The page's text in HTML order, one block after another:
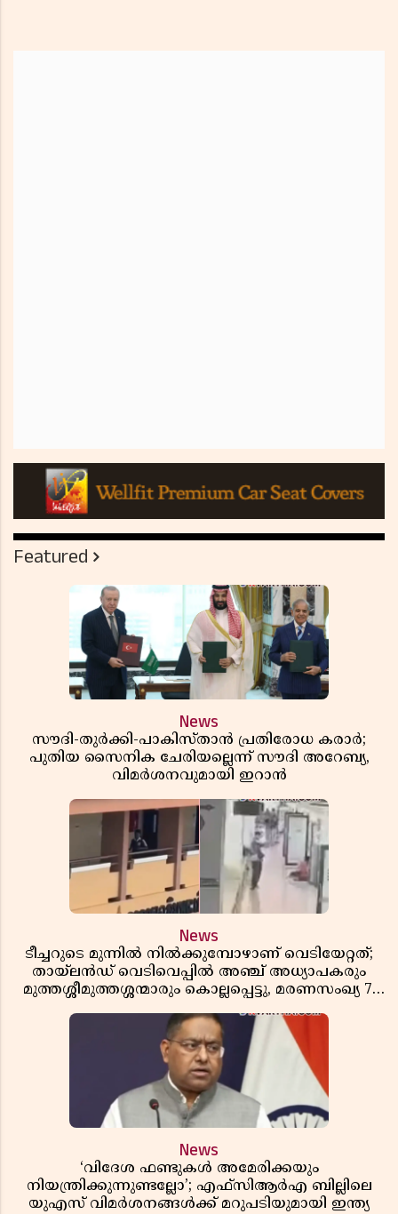
Featured
News
സൗദി-തുർക്കി-പാകിസ്താൻ പ്രതിരോധ കരാർ;
പുതിയ സൈനിക ചേരിയല്ലെന്ന് സൗദി അറേബ്യ,
വിമർശനവുമായി ഇറാൻ
News
ടീച്ചറുടെ മുന്നിൽ നിൽക്കുമ്പോഴാണ് വെടിയേറ്റത്;
തായ്‌ലൻഡ് വെടിവെപ്പിൽ അഞ്ച് അധ്യാപകരും
മുത്തശ്ശീമുത്തശ്ശന്മാരും കൊല്ലപ്പെട്ടു, മരണസംഖ്യ 7;
News
‘വിദേശ ഫണ്ടുകൾ അമേരിക്കയും
നിയന്ത്രിക്കുന്നുണ്ടല്ലോ’; എഫ്സിആർഎ ബില്ലിലെ
യുഎസ് വിമർശനങ്ങൾക്ക് മറുപടിയുമായി ഇന്ത്യ